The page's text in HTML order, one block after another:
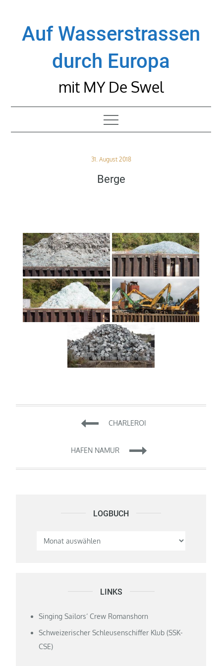
contentAuf Wasserstrassen
durch Europa
mit MY De Swel
Posted
31. August 2018
Berge
Beitragsnavigation
CHARLEROI
HAFEN NAMUR
LOGBUCH Logbuch
LINKS
Singing Sailors‘ Crew Romanshorn
Schweizerischer Schleusenschiffer Klub (SSK-
CSE)